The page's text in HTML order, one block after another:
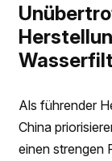
Als führender
China
einen strengen